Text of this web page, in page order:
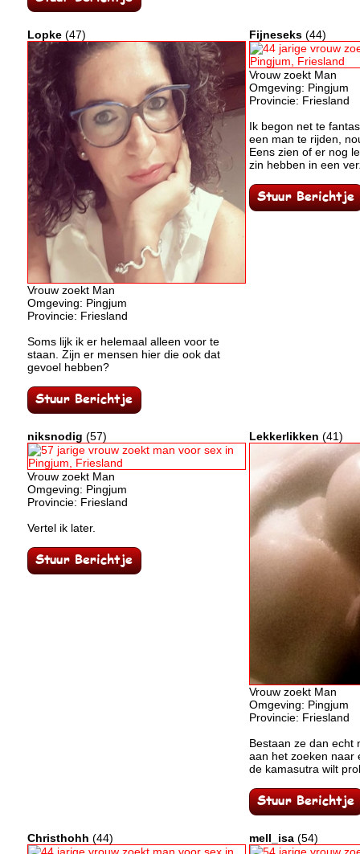
Lopke (47)
Vrouw zoekt Man
Omgeving: Pingjum
Provincie: Friesland
Soms lijk ik er helemaal alleen voor te
staan. Zijn er mensen hier die ook dat
gevoel hebben?
Fijneseks (44)
Vrouw zoekt Man
Omgeving: Pingjum
Provincie: Friesland
Ik begon net te
een man te rijden,
Eens zien of er nog
zin hebben in een
niksnodig (57)
Vrouw zoekt Man
Omgeving: Pingjum
Provincie: Friesland
Vertel ik later.
Lekkerlikken (41)
Vrouw zoekt Man
Omgeving: Pingjum
Provincie: Friesland
Bestaan ze dan echt
aan het zoeken naar
de kamasutra wilt
Christhohh (44) mell_isa (54)